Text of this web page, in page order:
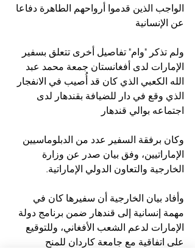
الواجب الذين قدموا أرواحهم الطاهرة دفاعا
عن الإنسانية
ولم تذكر "وام" تفاصيل أخرى تتعلق بسفير
الإمارات لدى أفغانستان جمعة محمد عبد
الله الكعبي الذي كان قد أُصيب في الانفجار
الذي وقع في دار للضيافة بقندهار لدى
اجتماعه بوالي قندهار
وكان برفقة السفير عدد من الدبلوماسيين
الإماراتيين، وفق بيان صدر عن وزارة
الخارجية والتعاون الدولي الإماراتية.
وأفاد بيان الخارجية أن سفيرها كان في
مهمة إنسانية إلى قندهار ضمن برنامج دولة
الإمارات لدعم الشعب الأفغاني، وللتوقيع
على اتفاقية مع جامعة كاردان للمنح